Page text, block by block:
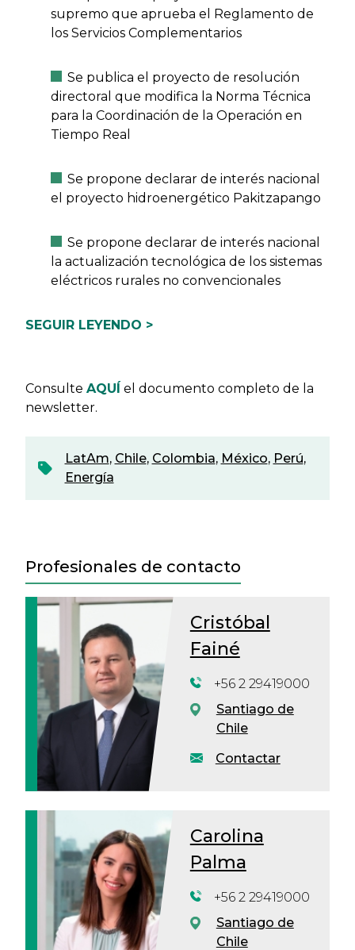
supremo que aprueba el Reglamento de
los Servicios Complementarios
Se publica el proyecto de resolución
directoral que modifica la Norma Técnica
para la Coordinación de la Operación en
Tiempo Real
Se propone declarar de interés nacional
el proyecto hidroenergético Pakitzapango
Se propone declarar de interés nacional
la actualización tecnológica de los sistemas
eléctricos rurales no convencionales
SEGUIR LEYENDO >
Consulte AQUÍ el documento completo de la
newsletter.
LatAm, Chile, Colombia, México, Perú,
Energía
Profesionales de contacto
Cristóbal
Fainé
Contactar
+56 2 29419000
Santiago de
Chile
Carolina
Palma
+56 2 29419000
Santiago de
Chile